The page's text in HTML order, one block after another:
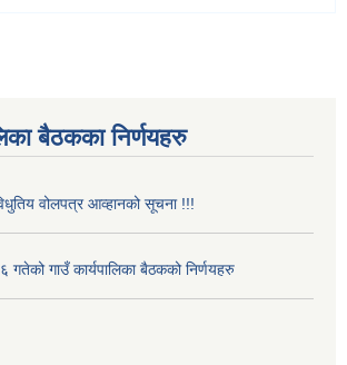
बैठकका निर्णयहरु
वोलपत्र आव्हानको सूचना !!!
गाउँ कार्यपालिका बैठकको निर्णयहरु